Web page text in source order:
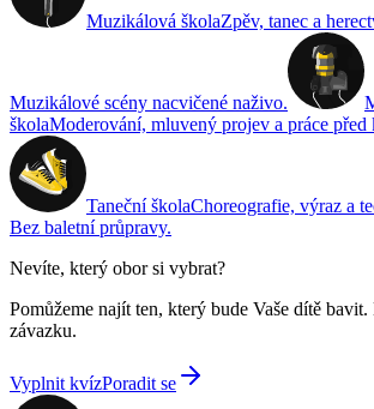
Muzikálová školaZpěv, tanec a
Muzikálové scény nacvičené naživo.
školaModerování, mluvený projev a práce před
Taneční školaChoreografie, výraz a
Bez baletní průpravy.
Nevíte, který obor si vybrat?
Pomůžeme najít ten, který bude Vaše dítě
závazku.
Vyplnit kvízPoradit se